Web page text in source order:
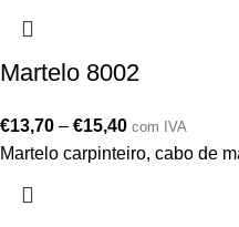
Martelo 8002
€13,70 – €15,40 com IVA
Martelo carpinteiro, cabo de